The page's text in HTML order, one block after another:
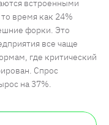
встроенными
время как 24%
форки. Это
все чаще
где критический
Спрос
на 37%.